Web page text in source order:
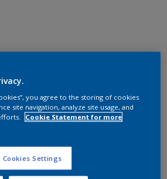
you agree to the storing of cookies
site navigation, analyze site usage, and
Cookie Statement for more
Cookies Settings